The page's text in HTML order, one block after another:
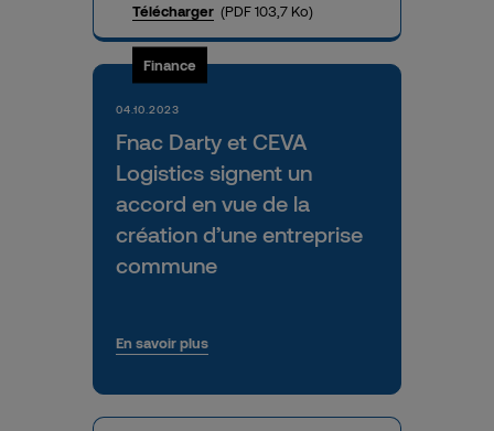
Télécharger (PDF 103,7 Ko)
Fnac Darty et CEVA
Logistics signent un
accord en vue de la
création d’une entreprise
commune
Finance
04.10.2023
En savoir plus